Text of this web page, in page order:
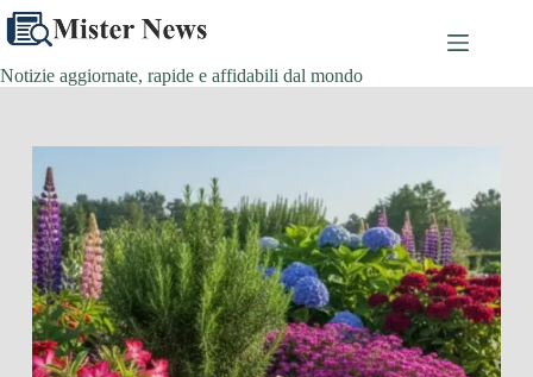
Salta
contenuto
Notizie aggiornate, rapide e affidabili dal mondo